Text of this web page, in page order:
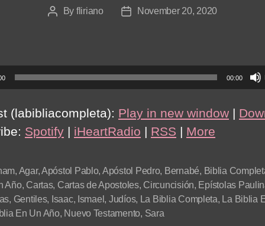
PostBy fliriano
PostNovember 20, 2020
00:00
(labibliacompleta): Play in new window |
Spotify | iHeartRadio | RSS | More
, Agar,Apóstol Pablo, Apóstol Pedro, Bernabé, Biblia
Año, Cartas, Cartas de Apostoles, Circuncisión, Epístolas
, Gentiles, Isaac, Ismael , Judíos, La Biblia Completa, La Biblia
En Un Año, Nuevo Testamento, Sara